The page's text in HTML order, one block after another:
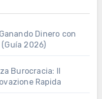
Dinero con
2026)
Burocracia: Il
Rapida